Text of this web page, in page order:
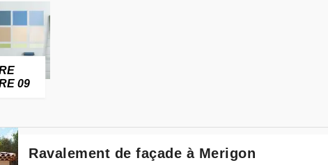
09
Ravalement de façade à Merigon